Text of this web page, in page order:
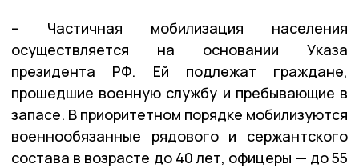
– Частичная мобилизация населения
осуществляется на основании Указа
президента РФ. Ей подлежат граждане,
прошедшие военную службу и пребывающие в
запасе. В приоритетном порядке мобилизуются
военнообязанные рядового и сержантского
состава в возрасте до 40 лет, офицеры — до 55